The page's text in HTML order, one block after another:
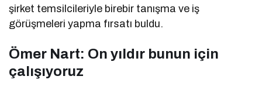
şirket temsilcileriyle birebir tanışma ve iş
görüşmeleri yapma fırsatı buldu.
Ömer Nart: On yıldır bunun için
çalışıyoruz